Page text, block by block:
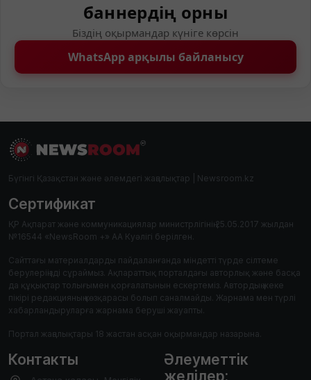
баннердің орны
Біздің оқырмандар күніге көрсін
WhatsApp арқылы байланысу
Бүгінгі Қазақстан және әлемдегі жаңалықтар | Newsroom.kz
Сертификат
ҚР Ақпарат және коммуникациялар министрлігінің 25.05.2017 жылдан
№16544 «NewsRoom +» АА Куәлігі берілген.
Сайттағы материалдарды пайдаланғанда міндетті түрде сілтеме
берулеріңізді сұраймыз. Ақпараттық порталдағы авторлық және басқа
да құқықтар толығымен қорғалатынын ескертеміз. Автордың жеке
пікірі редакцияның көзқарасы болып саналмайды. Жарнама мен түрлі
хабарландыруларға жарнама беруші жауапты.
Портал жаңалықтары 18 жастан асқан оқырмандар назарына.
Контакты
Әлеуметтік
желілер: